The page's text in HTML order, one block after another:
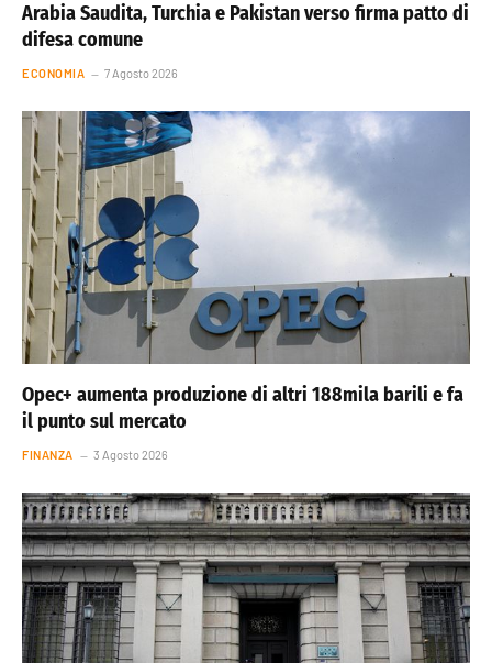
Arabia Saudita, Turchia e Pakistan verso firma patto di
difesa comune
ECONOMIA 7 Agosto 2026
Opec+ aumenta produzione di altri 188mila barili e fa
il punto sul mercato
FINANZA 3 Agosto 2026